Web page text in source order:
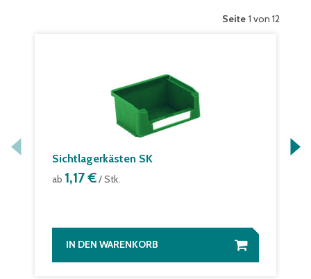
Seite 1 von 12
Sichtlagerkästen SK
ab 1,17 €/ Stk.
IN DEN WARENKORB